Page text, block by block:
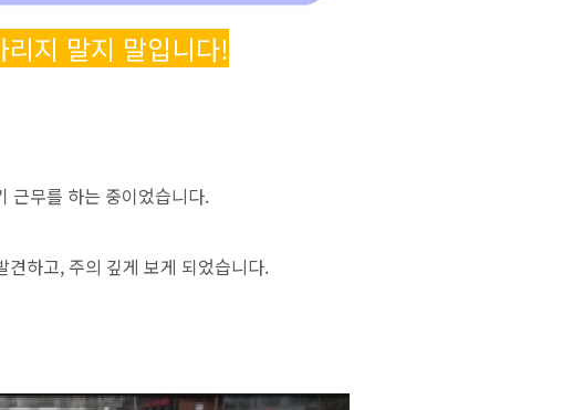
지 말지 말입니다!
근무를 하는 중이었습니다.
하고, 주의 깊게 보게 되었습니다.